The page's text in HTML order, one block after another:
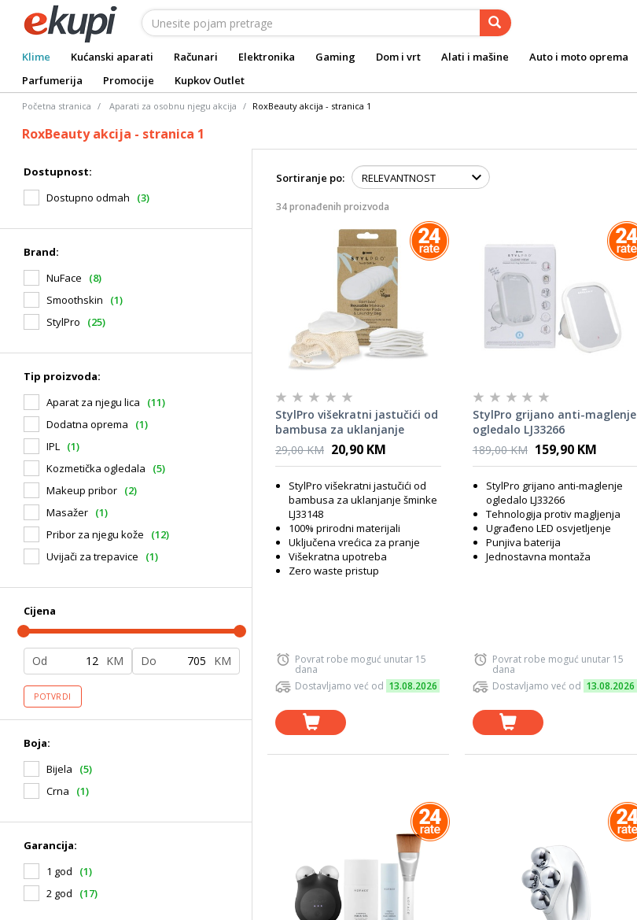
Klime Kućanski aparati Računari Elektronika Gaming Dom i vrt Alati i mašine Auto i moto oprema
Parfumerija
Promocije Kupkov Outlet
Početna stranica Aparati za osobnu njegu akcija RoxBeauty akcija - stranica 1
RoxBeauty akcija - stranica 1
Dostupnost:
Dostupno odmah
(3)
Brand:
NuFace
(8)
Smoothskin
(1)
StylPro
(25)
Tip proizvoda:
Aparat za njegu lica
(11)
Dodatna oprema
(1)
IPL (1)
Kozmetička ogledala
(5)
Makeup pribor (2)
Masažer (1)
Pribor za njegu kože
(12)
Uvijači za trepavice
(1)
Cijena
Od KM Do KM
POTVRDI
Boja:
Bijela
(5)
Crna
(1)
Garancija:
1 god
(1)
2 god
(17)
Sortiranje po:
34 pronađenih proizvoda
StylPro višekratni jastučići od
bambusa za uklanjanje
šminke (8 kom) s vrećicom za
pranje LJ33148
29,00 KM 20,90 KM
StylPro višekratni jastučići od
bambusa za uklanjanje šminke
LJ33148
100% prirodni materijali
Uključena vrećica za pranje
Višekratna upotreba
Zero waste pristup
Povrat robe moguć unutar 15
dana
Dostavljamo već od 13.08.2026
StylPro grijano anti-maglenje
ogledalo LJ33266
189,00 KM 159,90 KM
StylPro grijano anti-maglenje
ogledalo LJ33266
Tehnologija protiv magljenja
Ugrađeno LED osvjetljenje
Punjiva baterija
Jednostavna montaža
Povrat robe moguć unutar 15
dana
Dostavljamo već od 13.08.2026